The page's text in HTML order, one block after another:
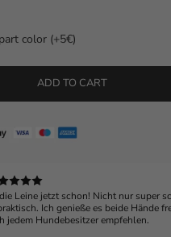
color (+5€)
to the price
ADD TO CART
Leine jetzt schon! Nicht nur super
Ich genieße es beide Hände
jedem Hundebesitzer empfehlen.